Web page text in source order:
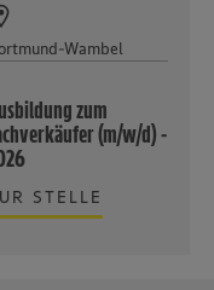
Wambel
zum
(m/w/d) -
STELLE